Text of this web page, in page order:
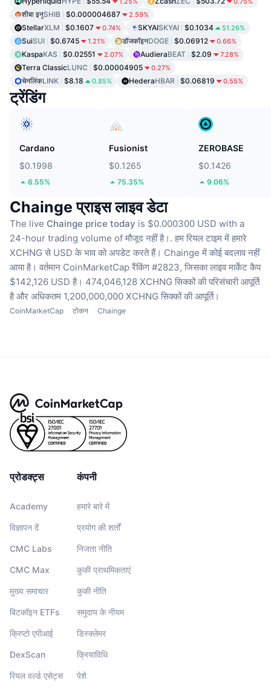
शीबा इनुSHIB $0.000004687 2.59%
StellarXLM $0.1607 0.74% SKYAISKYAI $0.1034 51.26%
SuiSUI $0.6745 1.21% डॉजकॉइनDOGE $0.06912 0.66%
KaspaKAS $0.02551 2.07% AudieraBEAT $2.09 7.28%
Terra ClassicLUNC $0.00004905 0.27%
चेनलिंकLINK $8.18 0.85% HederaHBAR $0.06819 0.55%
ट्रेंडिंग
Cardano
$0.1998
6.55%
Fusionist
$0.1265
75.35%
ZEROBASE
$0.1426
9.06%
Chainge प्राइस लाइव डेटा
The live Chainge price today is $0.000300 USD with a
24-hour trading volume of मौजूद नहीं है।. हम रियल टाइम में हमारे
XCHNG से USD के भाव को अपडेट करते हैं। Chainge में कोई बदलाव नहीं
आया है। वर्तमान CoinMarketCap रैंकिंग #2823, जिसका लाइव मार्केट कैप
$142,126 USD है। 474,046,128 XCHNG सिक्कों की परिसंचारी आपूर्ति
है और अधिकतम 1,200,000,000 XCHNG सिक्कों की आपूर्ति।
CoinMarketCap टोकन Chainge
प्रोडक्ट्स
Academy
विज्ञापन दें
CMC Labs
CMC Max
मुख्य समाचार
बिटकॉइन ETFs
क्रिप्टो एपीआई
DexScan
रियल वर्ल्ड एसेट्स
कंपनी
हमारे बारे में
प्रयोग की शर्तों
निजता नीति
कुकी प्राथमिकताएं
कुकी नीति
समुदाय के नीयम
डिस्क्लेमर
क्रियाविधि
पेशे